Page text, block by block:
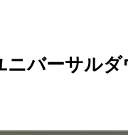
ニバーサル